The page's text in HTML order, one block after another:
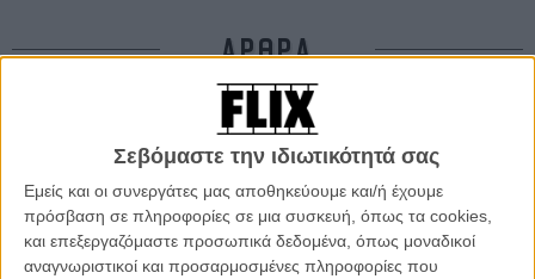
Σεβόμαστε την ιδιωτικότητά σας
Εμείς και οι συνεργάτες μας αποθηκεύουμε και/ή έχουμε
πρόσβαση σε πληροφορίες σε μια συσκευή, όπως τα cookies,
και επεξεργαζόμαστε προσωπικά δεδομένα, όπως μοναδικοί
αναγνωριστικοί και προσαρμοσμένες πληροφορίες που
ΑΡΘΡΑ
Eρχεται το 4ο ARTogether festival
10 ΙΟΥΛ 2011/ Γιώργος Κρασσακόπουλος
To «Casus Belli» του Γιώργου Ζώη στο Los Angeles
International Short Film Festival
ΝΕΑ /11 ΙΟΥΛ 2011/ Λήδα Γαλανού